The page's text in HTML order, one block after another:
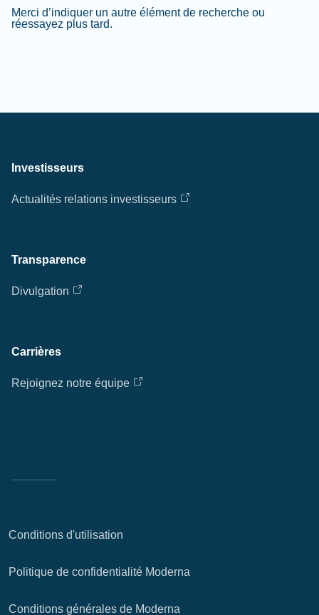
Merci d’indiquer un autre élément de recherche ou
réessayez plus tard.
Investisseurs
Actualités relations investisseurs
Transparence
Divulgation
Carrières
Rejoignez notre équipe
Conditions d'utilisation
Politique de confidentialité Moderna
Conditions générales de Moderna